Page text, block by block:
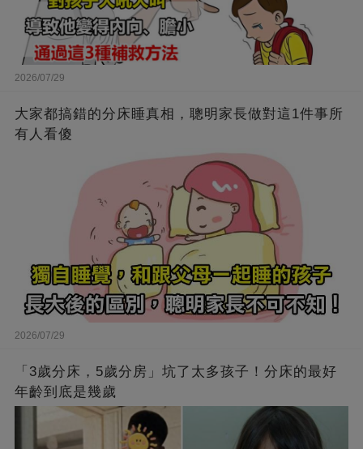
2026/07/29
大家都搞錯的分床睡真相，聰明家長做對這1件事所
有人看傻
2026/07/29
「3歲分床，5歲分房」坑了太多孩子！分床的最好
年齡到底是幾歲